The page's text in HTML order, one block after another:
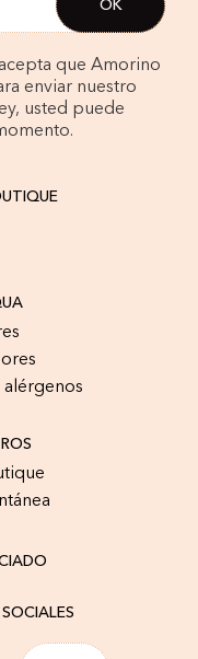
que Amorino
enviar nuestro
usted puede
alérgenos